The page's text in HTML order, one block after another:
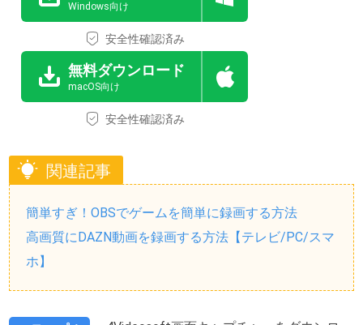
Windows向け
安全性確認済み
無料ダウンロード
macOS向け
安全性確認済み
関連記事
簡単すぎ！OBSでゲームを簡単に録画する方法
高画質にDAZN動画を録画する方法【テレビ/PC/スマ
ホ】